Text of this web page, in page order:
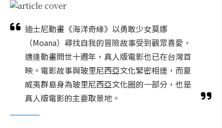
迪士尼動畫《海洋奇緣》以勇敢少女莫娜
（Moana）尋找自我的冒險故事受到觀眾喜愛，
適逢動畫問世十週年，真人版電影也已在台灣首
映。電影故事與玻里尼西亞文化緊密相連，而夏
威夷群島身為玻里尼西亞文化圈的一部分，也是
真人版電影的主要取景地。